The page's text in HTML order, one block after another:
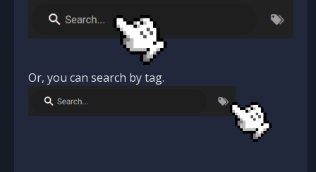
Or, you can search by tag.